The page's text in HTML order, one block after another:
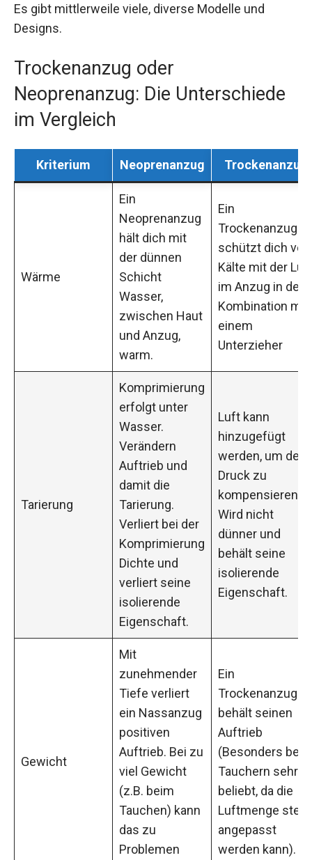
Es gibt mittlerweile viele, diverse Modelle und
Designs.
Trockenanzug oder
Neoprenanzug: Die Unterschiede
im Vergleich
Kriterium Neoprenanzug Trockenanzug
Wärme
Ein
Neoprenanzug
hält dich mit
der dünnen
Schicht
Wasser,
zwischen Haut
und Anzug,
warm.
Ein
Trockenanzug
schützt dich vor
Kälte mit der Luft
im Anzug in der
Kombination mit
einem
Unterzieher
Tarierung
Komprimierung
erfolgt unter
Wasser.
Verändern
Auftrieb und
damit die
Tarierung.
Verliert bei der
Komprimierung
Dichte und
verliert seine
isolierende
Eigenschaft.
Luft kann
hinzugefügt
werden, um den
Druck zu
kompensieren.
Wird nicht
dünner und
behält seine
isolierende
Eigenschaft.
Gewicht
Mit
zunehmender
Tiefe verliert
ein Nassanzug
positiven
Auftrieb. Bei zu
viel Gewicht
(z.B. beim
Tauchen) kann
das zu
Problemen
Ein
Trockenanzug
behält seinen
Auftrieb
(Besonders bei
Tauchern sehr
beliebt, da die
Luftmenge stets
angepasst
werden kann).